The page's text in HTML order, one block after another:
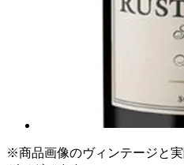
※商品画像のヴィンテージと